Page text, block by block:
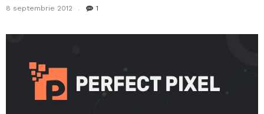
8 septembrie 2012 1